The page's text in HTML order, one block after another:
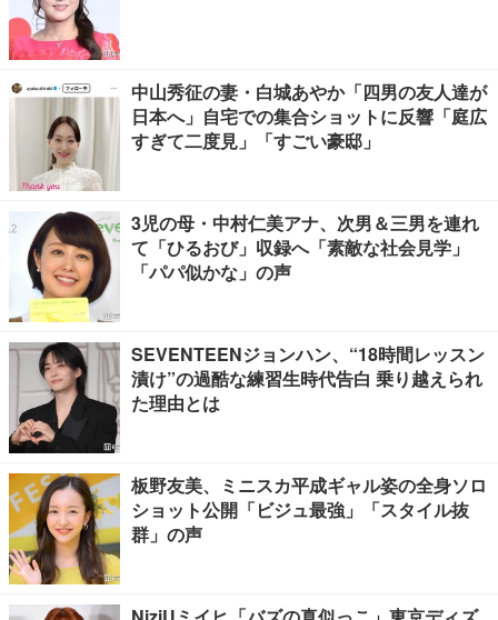
中山秀征の妻・白城あやか「四男の友人達が
日本へ」自宅での集合ショットに反響「庭広
すぎて二度見」「すごい豪邸」
3児の母・中村仁美アナ、次男＆三男を連れ
て「ひるおび」収録へ「素敵な社会見学」
「パパ似かな」の声
SEVENTEENジョンハン、“18時間レッスン
漬け”の過酷な練習生時代告白 乗り越えられ
た理由とは
板野友美、ミニスカ平成ギャル姿の全身ソロ
ショット公開「ビジュ最強」「スタイル抜
群」の声